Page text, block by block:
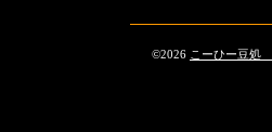
©2026 こーひー豆処